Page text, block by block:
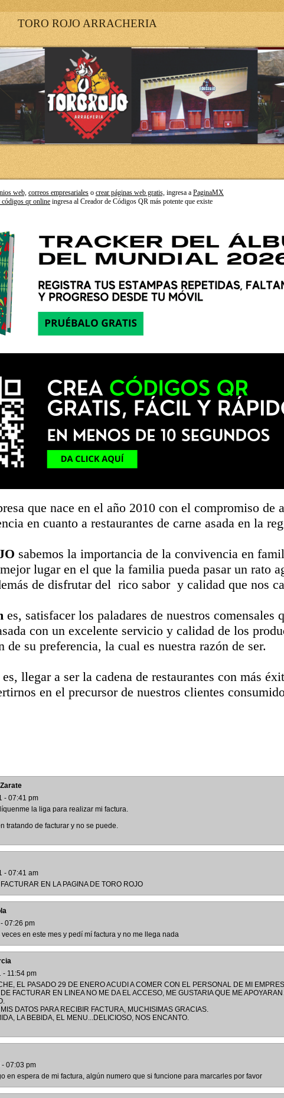
TORO ROJO ARRACHERIA
web, correos empresariales o crear páginas web gratis, ingresa a PaginaMX
códigos qr online ingresa al Creador de Códigos QR más potente que existe
que nace en el año 2010 con el compromiso de
en cuanto a restaurantes de carne asada en la
sabemos la importancia de la convivencia en
lugar en el que la familia pueda pasar un rato
de disfrutar del rico sabor y calidad que nos
es, satisfacer los paladares de nuestros comensales
con un excelente servicio y calidad de los
de su preferencia, la cual es nuestra razón de ser.
es, llegar a ser la cadena de restaurantes con más
en el precursor de nuestros clientes
- 07:41 pm
la liga para realizar mi factura.
tratando de facturar y no se puede.
- 07:41 am
EN LA PAGINA DE TORO ROJO
07:26 pm
veces en este mes y pedí mí factura y no me llega nada
- 11:54 pm
EL PASADO 29 DE ENERO ACUDI A COMER CON EL PERSONAL DE MI
FACTURAR EN LINEA NO ME DA EL ACCESO, ME GUSTARIA QUE ME
DATOS PARA RECIBIR FACTURA, MUCHISIMAS GRACIAS.
LA BEBIDA, EL MENU...DELICIOSO, NOS ENCANTO.
- 07:03 pm
en espera de mi factura, algún numero que si funcione para marcarles por favor